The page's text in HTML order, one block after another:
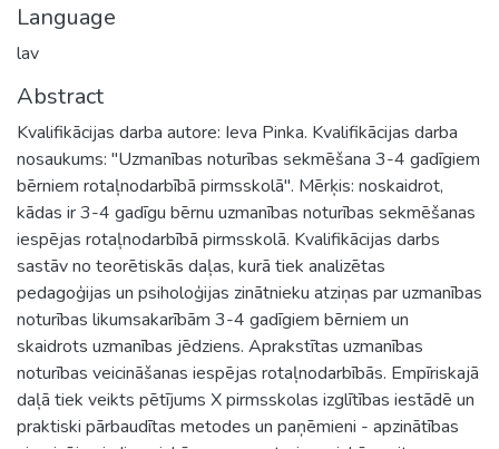
Language
lav
Abstract
Kvalifikācijas darba autore: Ieva Pinka. Kvalifikācijas darba
nosaukums: "Uzmanības noturības sekmēšana 3-4 gadīgiem
bērniem rotaļnodarbībā pirmsskolā". Mērķis: noskaidrot,
kādas ir 3-4 gadīgu bērnu uzmanības noturības sekmēšanas
iespējas rotaļnodarbībā pirmsskolā. Kvalifikācijas darbs
sastāv no teorētiskās daļas, kurā tiek analizētas
pedagoģijas un psiholoģijas zinātnieku atziņas par uzmanības
noturības likumsakarībām 3-4 gadīgiem bērniem un
skaidrots uzmanības jēdziens. Aprakstītas uzmanības
noturības veicināšanas iespējas rotaļnodarbībās. Empīriskajā
daļā tiek veikts pētījums X pirmsskolas izglītības iestādē un
praktiski pārbaudītas metodes un paņēmieni - apzinātības